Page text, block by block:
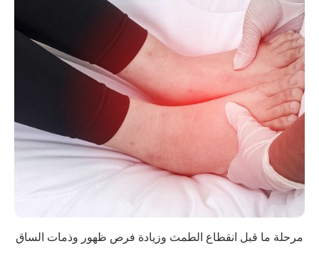
مرحلة ما قبل انقطاع الطمث وزيادة فرص ظهور وذمات الساق